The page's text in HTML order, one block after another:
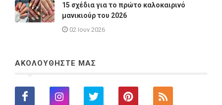
15 σχέδια για το πρώτο καλοκαιρινό
μανικιούρ του 2026
02 Ιουν 2026
ΑΚΟΛΟΥΘΗΣΤΕ ΜΑΣ